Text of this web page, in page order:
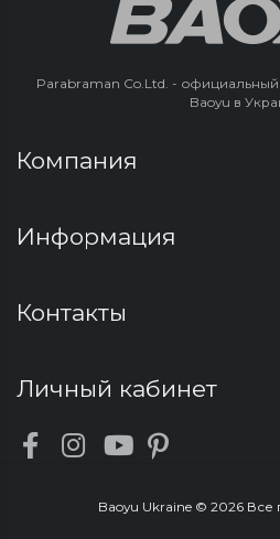
Parabraman Co.Ltd. -
Baoyu в
Компания
Информация
Контакты
Личный кабинет
Baoyu Ukraine © 2026